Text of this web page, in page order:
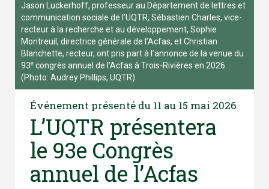
Jason Luckerhoff, professeur au Département de lettres et
communication sociale de l’UQTR, Sébastien Charles, vice-
recteur à la recherche et au développement, Sophie
Montreuil, directrice générale de l’Acfas, et Christian
Blanchette, recteur, ont pris part à l’annonce de la venue du
93e congrès annuel de l’Acfas à Trois-Rivières en 2026.
(Photo: Audrey Phillips, UQTR)
Événement présenté du 11 au 15 mai 2026
L’UQTR présentera
le 93e Congrès
annuel de l’Acfas